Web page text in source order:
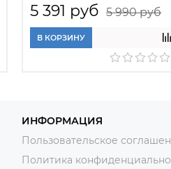
5 391 руб 5 990 руб
В КОРЗИНУ
ИНФОРМАЦИЯ
Пользовательское
Политика